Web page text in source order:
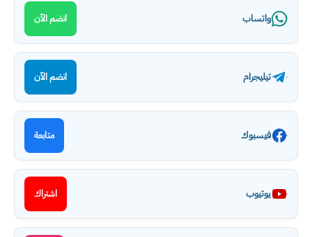
واتساب انضم الآن
تيليجرام انضم الآن
فيسبوك متابعة
يوتيوب اشتراك